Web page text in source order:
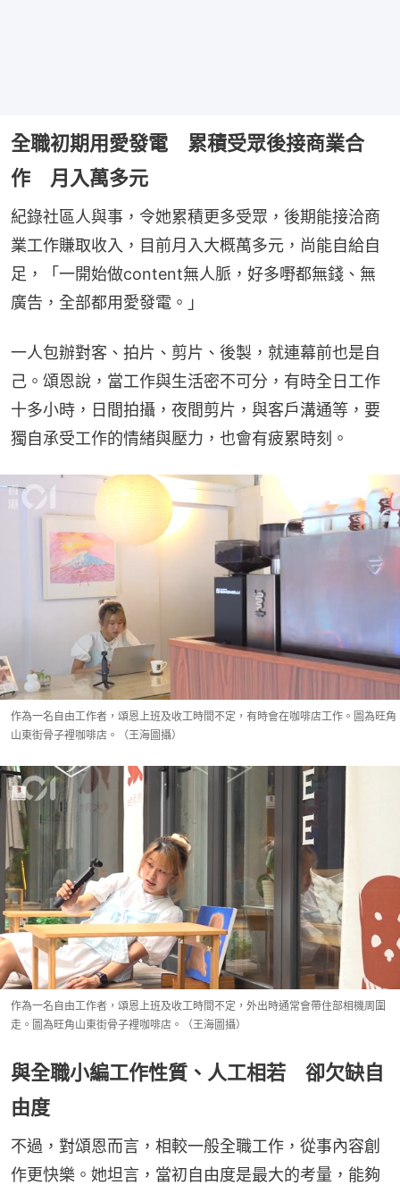
全職初期用愛發電 累積受眾後接商業合
作 月入萬多元
紀錄社區人與事，令她累積更多受眾，後期能接洽商
業工作賺取收入，目前月入大概萬多元，尚能自給自
足，「一開始做content無人脈，好多嘢都無錢、無
廣告，全部都用愛發電。」
一人包辦對客、拍片、剪片、後製，就連幕前也是自
己。頌恩說，當工作與生活密不可分，有時全日工作
十多小時，日間拍攝，夜間剪片，與客戶溝通等，要
獨自承受工作的情緒與壓力，也會有疲累時刻。
作為一名自由工作者，頌恩上班及收工時間不定，有時會在咖啡店工作。圖為旺角
山東街骨子裡咖啡店。（王海圖攝）
作為一名自由工作者，頌恩上班及收工時間不定，外出時通常會帶住部相機周圍
走。圖為旺角山東街骨子裡咖啡店。（王海圖攝）
與全職小編工作性質、人工相若 卻欠缺自
由度
不過，對頌恩而言，相較一般全職工作，從事內容創
作更快樂。她坦言，當初自由度是最大的考量，能夠